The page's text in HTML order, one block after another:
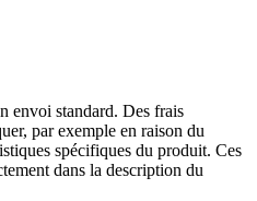
envoi standard. Des frais
par exemple en raison du
spécifiques du produit. Ces
dans la description du